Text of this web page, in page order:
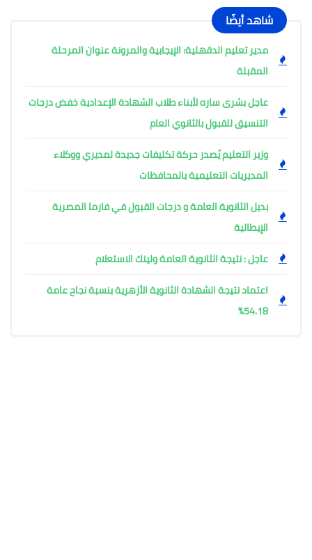
شاهد أيضًا
مدير تعليم الدقهلية: الإيجابية والمرونة عنوان المرحلة
المقبلة
عاجل بشرى ساره لأبناء طلاب الشهادة الإعدادية خفض درجات
التنسيق للقبول بالثانوي العام
وزير التعليم يُصدر حركة تكليفات جديدة لمديري ووكلاء
المديريات التعليمية بالمحافظات
بديل الثانوية العامة و درجات القبول في فارما المصرية
الإيطالية
عاجل : نتيجة الثانوية العامة ولينك الاستعلام
اعتماد نتيجة الشهادة الثانوية الأزهرية بنسبة نجاح عامة
54.18%